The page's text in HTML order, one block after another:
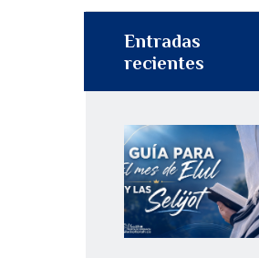
Entradas
recientes